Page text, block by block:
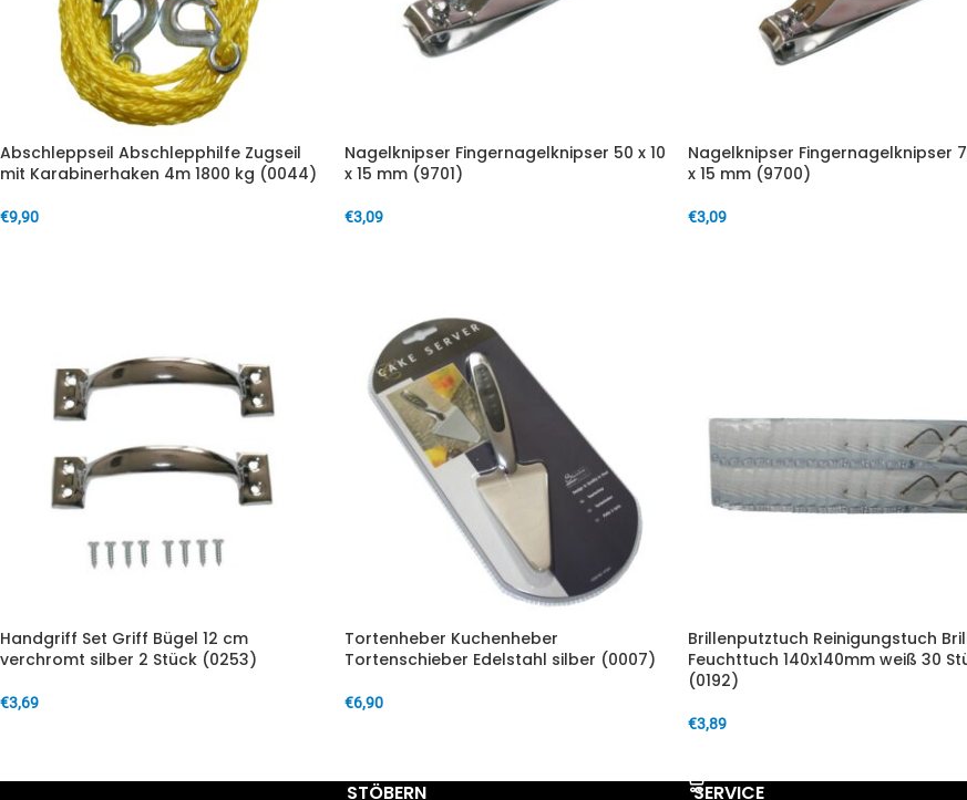
Abschleppseil Abschlepphilfe Zugseil
mit Karabinerhaken 4m 1800 kg (0044)
€9,90
Nagelknipser Fingernagelknipser 50 x 10
x 15 mm (9701)
€3,09
Nagelknipser Fingernagelknipser
x 15 mm (9700)
€3,09
Handgriff Set Griff Bügel 12 cm
verchromt silber 2 Stück (0253)
€3,69
Tortenheber Kuchenheber
Tortenschieber Edelstahl silber (0007)
€6,90
Brillenputztuch Reinigungstuch
Feuchttuch 140x140mm weiß 30
(0192)
€3,89
STÖBERN SERVICE